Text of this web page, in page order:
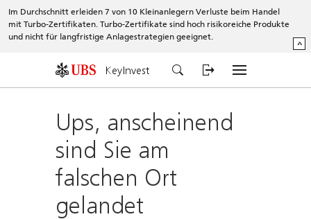
Im Durchschnitt erleiden 7 von 10 Kleinanlegern Verluste beim Handel
mit Turbo-Zertifikaten. Turbo-Zertifikate sind hoch risikoreiche Produkte
und nicht für langfristige Anlagestrategien geeignet.
^
KeyInvest
Ups, anscheinend
sind Sie am
falschen Ort
gelandet